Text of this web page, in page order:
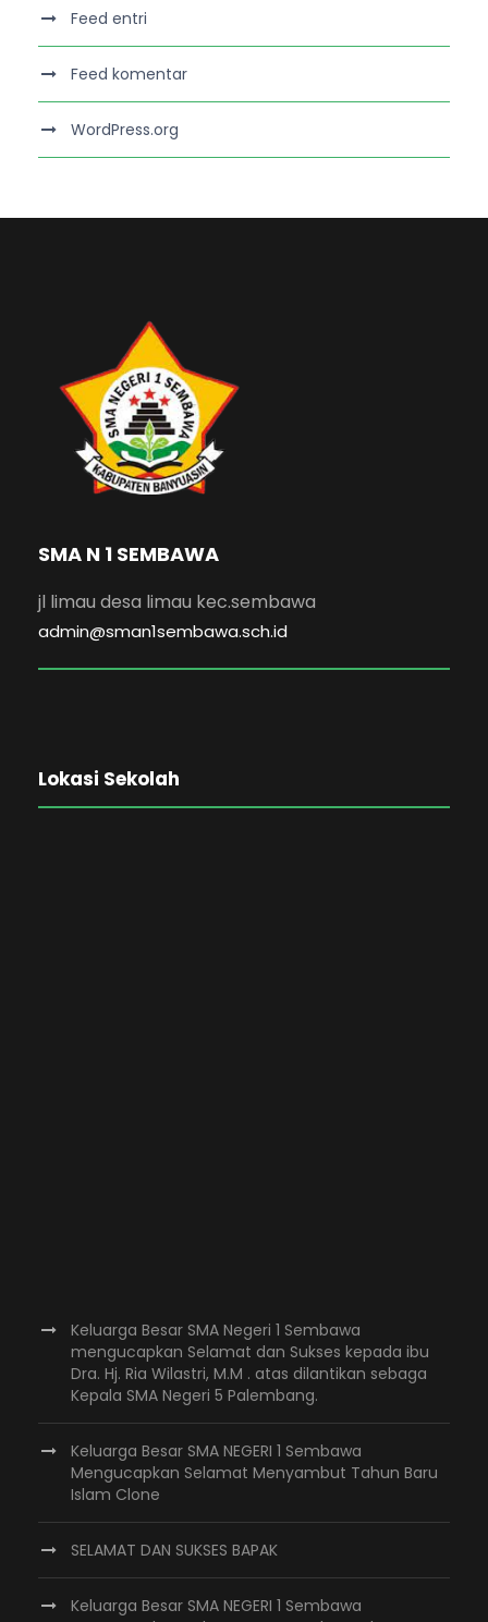
Feed entri
Feed komentar
WordPress.org
SMA N 1 SEMBAWA
jl limau desa limau kec.sembawa
admin@sman1sembawa.sch.id
Lokasi Sekolah
Keluarga Besar SMA Negeri 1 Sembawa
mengucapkan Selamat dan Sukses kepada ibu
Dra. Hj. Ria Wilastri, M.M . atas dilantikan sebaga
Kepala SMA Negeri 5 Palembang.
Keluarga Besar SMA NEGERI 1 Sembawa
Mengucapkan Selamat Menyambut Tahun Baru
Islam Clone
SELAMAT DAN SUKSES BAPAK
Keluarga Besar SMA NEGERI 1 Sembawa